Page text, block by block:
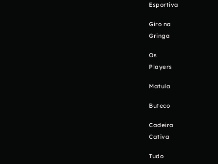
Esportiva
Giro na
Gringa
Os
Players
Matula
Buteco
Cadeira
Cativa
Tudo